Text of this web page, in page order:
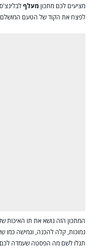
מציעים לכם מתכוןמעלף
לפצח את הקוד של הטעם
המתכון הזה נושא את תו האיכות
נמוכות, קלה להכנה, וגמישה כמו
תגלו לשם מה הפסטה שעמדה